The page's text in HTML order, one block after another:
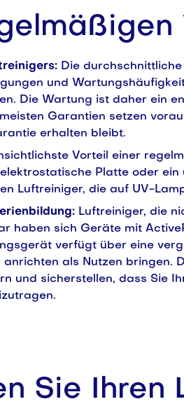
Die
und
Die Wartung ist daher ein
Garantien setzen
erhalten bleibt.
Vorteil einer
Platte oder
Luftreiniger, die auf UV-
Luftreiniger, die
haben sich Geräte mit
verfügt über eine
als Nutzen bringen.
und sicherstellen, dass Sie
Sie Ihren